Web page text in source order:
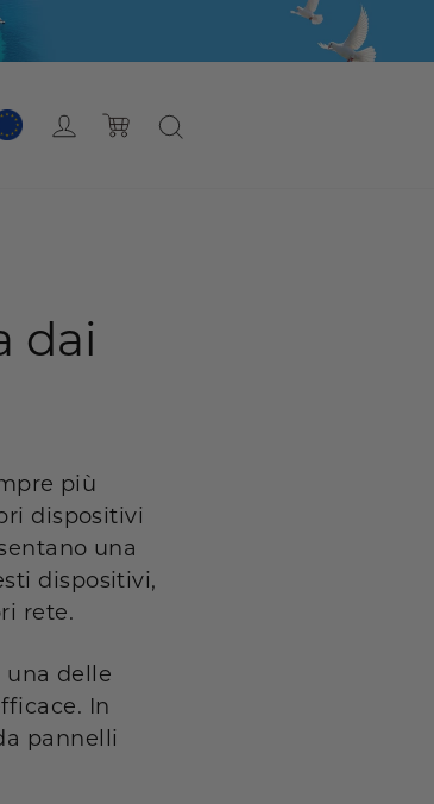
Login Carrello
dai
più
dispositivi
una
dispositivi,
rete.
una delle
In
pannelli